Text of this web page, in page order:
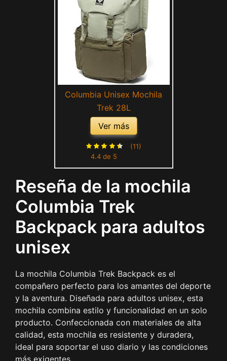
Columbia Unisex Mochila
Trek 28L
Ver más
4.4 de 5
(11)
Reseña de la mochila
Columbia Trek
Backpack para adultos
unisex
La mochila Columbia Trek Backpack es el
compañero perfecto para los amantes del deporte
y la aventura. Diseñada para adultos unisex, esta
mochila combina estilo y funcionalidad en un solo
producto. Confeccionada con materiales de alta
calidad, esta mochila es resistente y duradera,
ideal para soportar el uso diario y las condiciones
más exigentes.